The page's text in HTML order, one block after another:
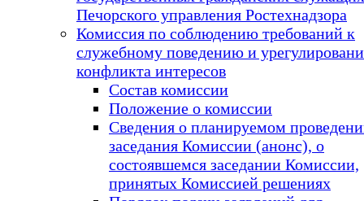
Печорского управления Ростехнадзора
Комиссия по соблюдению требований к
служебному поведению и
конфликта интересов
Состав комиссии
Положение о комиссии
Сведения о планируемом
заседания Комиссии (анонс), о
состоявшемся заседании Комиссии,
принятых Комиссией решениях